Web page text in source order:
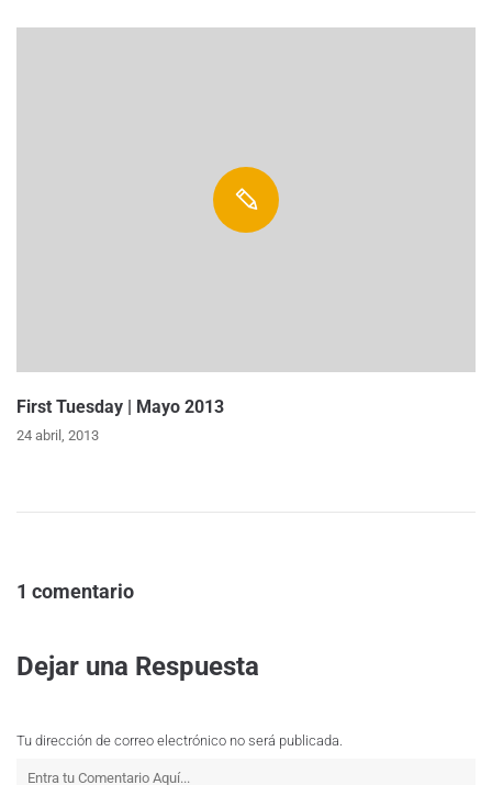
First Tuesday | Mayo 2013
24 abril, 2013
1 comentario
Dejar una Respuesta
Tu dirección de correo electrónico no será publicada.